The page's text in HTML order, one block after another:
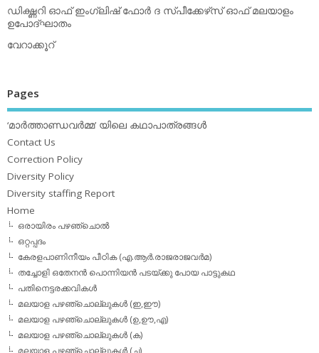
ഡിക്ഷ്ണറി ഓഫ് ഇംഗ്ലിഷ് ഫോര്‍ ദ സ്പീക്കേഴ്‌സ് ഓഫ് മലയാളം
ഉപോദ്ഘാതം
വേറാക്കൂറ്
Pages
‘മാര്‍ത്താണ്ഡവര്‍മ്മ’ യിലെ കഥാപാത്രങ്ങള്‍
Contact Us
Correction Policy
Diversity Policy
Diversity staffing Report
Home
ഒരായിരം പഴഞ്ചൊല്‍
ഒറ്റപ്പദം
കേരളപാണിനീയം പീഠിക (എ.ആര്‍.രാജരാജവര്‍മ)
തച്ചോളി ഒതേനൻ പൊന്നിയൻ പടയ്‌ക്കു പോയ പാട്ടുകഥ
പതിനെട്ടരക്കവികള്‍
മലയാള പഴഞ്ചൊല്ലുകള്‍ (ഇ,ഈ)
മലയാള പഴഞ്ചൊല്ലുകള്‍ (ഉ,ഊ,എ)
മലയാള പഴഞ്ചൊല്ലുകള്‍ (ക)
മലയാള പഴഞ്ചൊല്ലുകള്‍ (ച)